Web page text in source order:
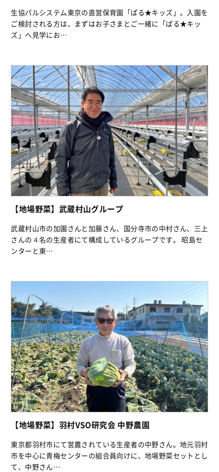
生協パルシステム東京の直営保育園「ぱる★キッズ」。入園を
ご検討される方は、まずはお子さまとご一緒に「ぱる★キッ
ズ」へ見学にお…
【地場野菜】武蔵村山グループ
武蔵村山市の加園さんと加藤さん、国分寺市の中村さん、三上
さんの４名の生産者にて構成しているグループです。 昭島セ
ンターと東…
【地場野菜】羽村VSO研究会 中野農園
東京都羽村市にて営農されている生産者の中野さん。地元羽村
市を中心に青梅センターの組合員向けに、地場野菜セットとし
て、中野さん…